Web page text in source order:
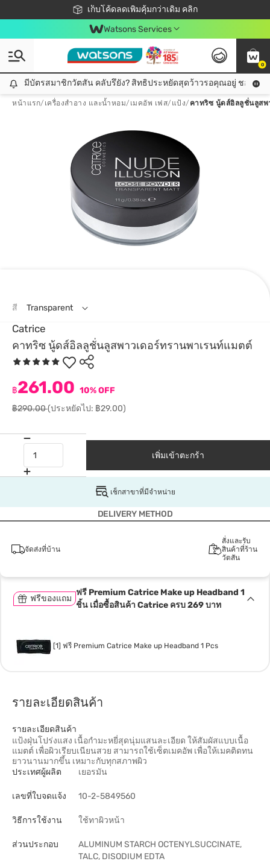
เก็บโค้ดลดเพิ่มคุ้มกว่าเดิม คลิก
ชอปออนไลน์ครั้งแรก ลดเพิ่มจุก ๆ 10%! 🎉
📦ส่งฟรี! เมื่อชอป 499฿
สมาชิกวัตสัน คลับดียังไง?
Watsons Services
0
มีบัตรสมาชิกวัตสัน คลับรึยัง? สิทธิประหยัดสุดว้าวรอคุณอยู่ ชอปคุ้มกว่าเดิม คลิก!
มีบัตรสมาชิกวัตสัน คลับรึยัง? สิทธิประหยัดสุดว้าวรอคุณอยู่ ชอปคุ้มก
หน้าแรก/ เครื่องสำอาง และน้ำหอม/ เมคอัพ เฟส/ แป้ง/ คาทริซ นู้ดส์อิลลูชั่นลูสพ
Catrice
คาทริซ นู้ดส์อิลลูชั่นลูสพาวเดอร์ทรานพาเรนท์แมตต์
฿261.00 10% OFF
฿290.00(ประหยัดไป: ฿29.00)
สี Transparent
เพิ่มเข้าตะกร้า
เช็กสาขาที่มีจำหน่าย
DELIVERY METHOD
จัดส่งที่บ้าน
สั่งและรับ
สินค้าที่ร้าน
วัตสัน
ฟรีของแถม
ฟรี Premium Catrice Make up Headband 1
ชิ้น เมื่อซื้อสินค้า Catrice ครบ 269 บาท
[1] ฟรี Premium Catrice Make up Headband 1 Pcs
รายละเอียดสินค้า
รายละเอียดสินค้า
แป้งฝุ่นโปร่งแสง เนื้อกำมะหยี่สุดนุ่มแสนละเอียด ให้สัมผัสแบบเนื้อ
แมตต์ เพื่อผิวเรียบเนียนสวย สามารถใช้เซ็ตเมคอัพ เพื่อให้เมคติดทน
ยาวนานมากขึ้น เหมาะกับทุกสภาพผิว
ประเทศผู้ผลิต
เยอรมัน
เลขที่ใบจดแจ้ง 10-2-5849560
วิธีการใช้งาน ใช้ทาผิวหน้า
ส่วนประกอบ
ALUMINUM STARCH OCTENYLSUCCINATE,
TALC, DISODIUM EDTA